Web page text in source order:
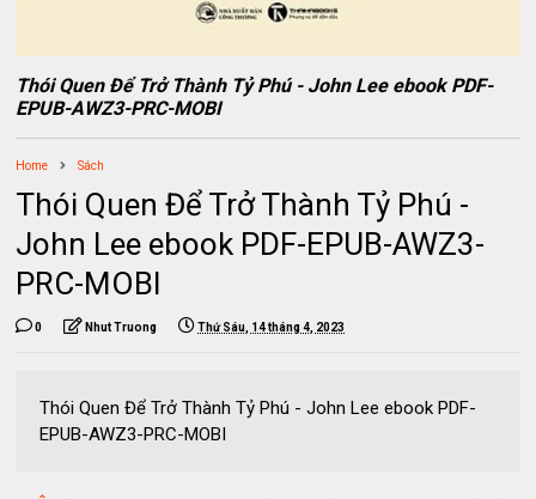
Thói Quen Để Trở Thành Tỷ Phú - John Lee ebook PDF-
EPUB-AWZ3-PRC-MOBI
Home Sách
Thói Quen Để Trở Thành Tỷ Phú -
John Lee ebook PDF-EPUB-AWZ3-
PRC-MOBI
0 Nhut Truong Thứ Sáu, 14 tháng 4, 2023
Thói Quen Để Trở Thành Tỷ Phú - John Lee ebook PDF-
EPUB-AWZ3-PRC-MOBI